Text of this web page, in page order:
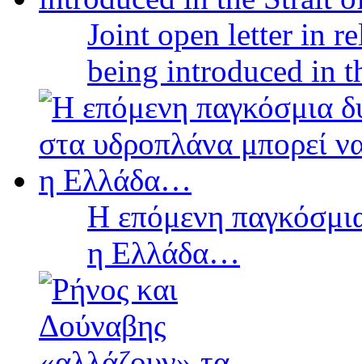
Joint open letter in
being introduced in
Η επόμενη
η Ελλάδα…